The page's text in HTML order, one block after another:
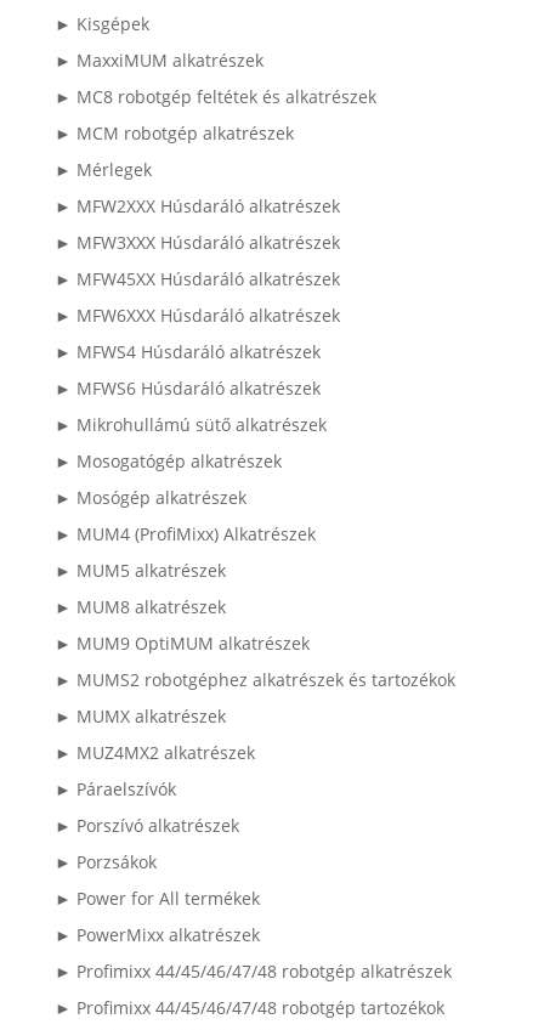
► Kisgépek
► MaxxiMUM alkatrészek
► MC8 robotgép feltétek és alkatrészek
► MCM robotgép alkatrészek
► Mérlegek
► MFW2XXX Húsdaráló alkatrészek
► MFW3XXX Húsdaráló alkatrészek
► MFW45XX Húsdaráló alkatrészek
► MFW6XXX Húsdaráló alkatrészek
► MFWS4 Húsdaráló alkatrészek
► MFWS6 Húsdaráló alkatrészek
► Mikrohullámú sütő alkatrészek
► Mosogatógép alkatrészek
► Mosógép alkatrészek
► MUM4 (ProfiMixx) Alkatrészek
► MUM5 alkatrészek
► MUM8 alkatrészek
► MUM9 OptiMUM alkatrészek
► MUMS2 robotgéphez alkatrészek és tartozékok
► MUMX alkatrészek
► MUZ4MX2 alkatrészek
► Páraelszívók
► Porszívó alkatrészek
► Porzsákok
► Power for All termékek
► PowerMixx alkatrészek
► Profimixx 44/45/46/47/48 robotgép alkatrészek
► Profimixx 44/45/46/47/48 robotgép tartozékok